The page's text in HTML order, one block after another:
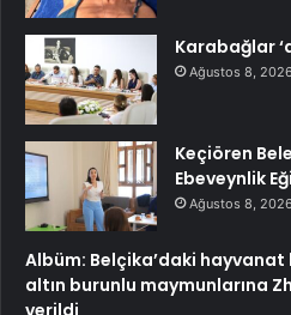
Karabağlar
Ağustos 8, 2026
Keçiören
Ebeveynlik
Ağustos 8, 2026
Albüm: Belçika’daki
altın burunlu maymunlarına
verildi